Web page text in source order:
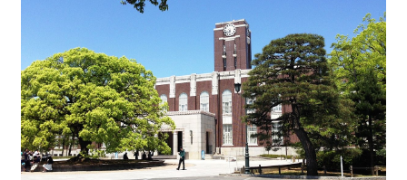
デモクリトス
【インドまで出かけて見聞を広め、
原子・統計を始めた賢人】